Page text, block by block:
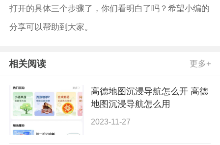
打开的具体三个步骤了，你们看明白了吗？希望小编的
分享可以帮助到大家。
相关阅读 更多+
高德地图沉浸导航怎么开 高德
地图沉浸导航怎么用
2023-11-27